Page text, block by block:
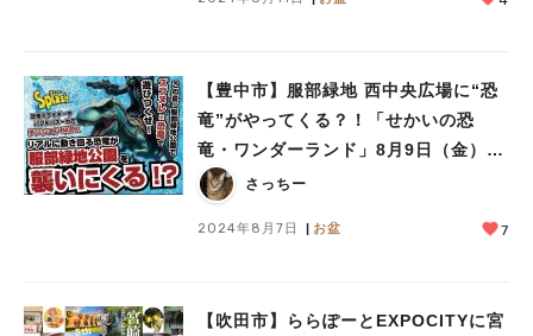
【豊中市】服部緑地 西中央広場に“恐
竜”がやってくる？！「せかいの恐
竜・ワンダーランド」8月9日（金）～
11日（日）開催
さっちー
2024年8月7日 お盆 7
【吹田市】ららぽーとEXPOCITYに宮